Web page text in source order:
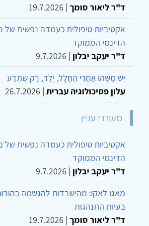
ד"ר ליאור סומך |
19.7.2026
אקטיביות טיפולית כעמדה נפשית של
הדינמי הממוקד
ד"ר יעקב יבלון |
9.7.2026
יֵשׁ מַשֶּׁהוּ אַחֲרֵי הֶחָלָל, יֶלֶד, רַק שֶׁתֵּדַע
עלון פסיכולוגיה עברית |
26.7.2026
מעוררי עניין
אקטיביות טיפולית כעמדה נפשית של
הדינמי הממוקד
ד"ר יעקב יבלון |
9.7.2026
מאגו לאקו: מהישרדות להגשמה
בעיות התנהגות
ד"ר ליאור סומך |
19.7.2026